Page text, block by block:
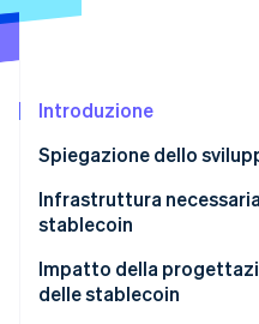
Scopri cosa ti aspetta
Atlas
Climate
Rimozione del carbonio
Identity
Introduzione
Spiegazione dello
Infrastruttura
stablecoin
Livello blockchain e
Impatto della
delle stablecoin